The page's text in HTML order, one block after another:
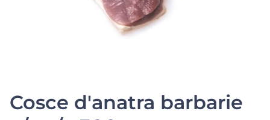
Cosce d'anatra barbarie